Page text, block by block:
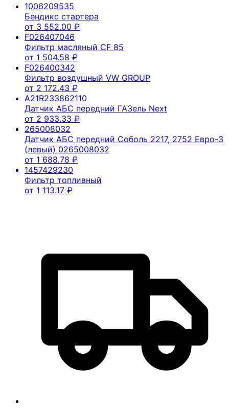
1006209535
Бендикс стартера
от 3 552.00 ₽
F026407046
Фильтр масляный CF 85
от 1 504.58 ₽
F026400342
Фильтр воздушный VW GROUP
от 2 172.43 ₽
A21R233862110
Датчик АБС передний ГАЗель Next
от 2 933.33 ₽
265008032
Датчик АБС передний Соболь 2217, 2752 Евро-3
(левый) 0265008032
от 1 688.78 ₽
1457429230
Фильтр топливный
от 1 113.17 ₽